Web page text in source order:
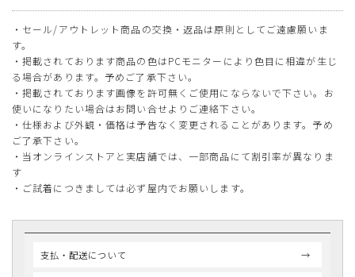
・セール/アウトレット商品の交換・返品は原則としてご遠慮願いま
す。
・掲載されております商品の色はPCモニターにより色目に相違が生じ
る場合があります。予めご了承下さい。
・掲載されております画像を許可無くご使用にならないで下さい。お
使いになりたい場合はお問い合せよりご連絡下さい。
・仕様および外観・価格は予告なく変更されることがあります。予め
ご了承下さい。
・当オンラインストアと実店舗では、一部商品にて割引率が異なりま
す
・ご試着につきましては必ず屋内でお願いします。
支払・配送について